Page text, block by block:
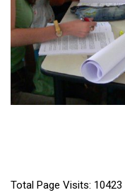
Total Page Visits: